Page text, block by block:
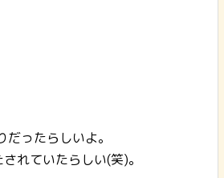
ったらしいよ。
れていたらしい(笑)。